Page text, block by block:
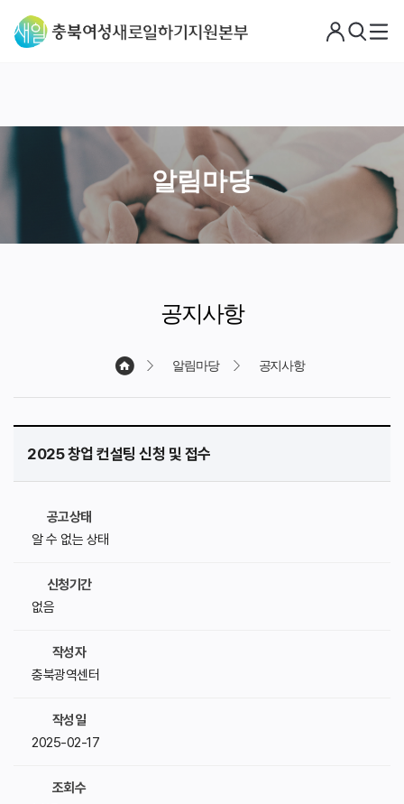
로
검
메
알림마당
공지사항
알림마당 공지사항
2025 창업 컨설팅 신청 및 접수
공고상태
알 수 없는 상태
신청기간
없음
작성자
충북광역센터
작성일
2025-02-17
조회수